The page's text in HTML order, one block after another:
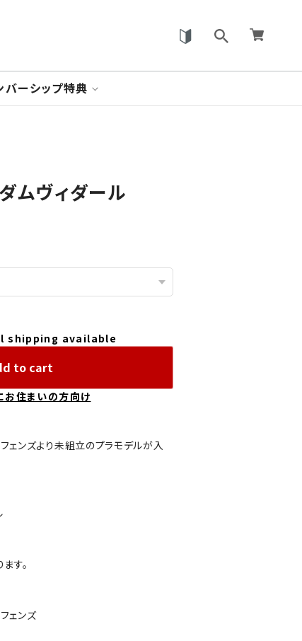
バーシップ特典
ムヴィダール
shipping available
to cart
お住まいの方向け
ェンズより未組立のプラモデルが入
す。
ェンズ